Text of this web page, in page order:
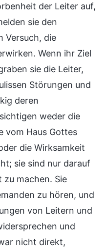
der Leiter auf,
sie den
Versuch, die
Wenn ihr Ziel
sie die Leiter,
Störungen und
deren
weder die
vom Haus Gottes
die Wirksamkeit
sie sind nur darauf
machen. Sie
zu hören, und
von Leitern und
und
nicht direkt,